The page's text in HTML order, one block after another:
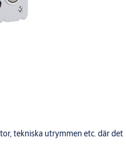
tekniska utrymmen etc. där det